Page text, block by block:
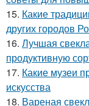
15. Какие
других городов
16. Лучшая
продуктивную
17. Какие музеи
искусства
18. Вареная